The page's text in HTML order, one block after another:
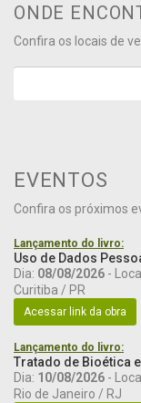
ONDE
Confira os locais de
EVENTOS
Confira os próximos
Lançamento do livro:
Uso de Dados
Dia: 08/08/2026 -
Curitiba / PR
Acessar link da obra
Lançamento do livro:
Tratado de Bioética
Dia: 10/08/2026 -
Rio de Janeiro / RJ